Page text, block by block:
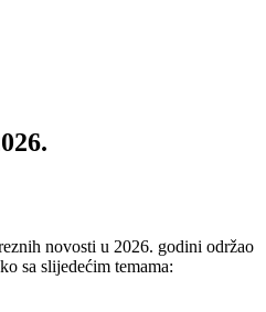
novosti u 2026. godini održao
sa slijedećim temama: